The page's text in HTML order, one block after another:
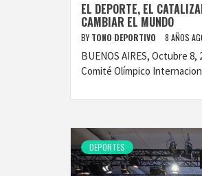
EL DEPORTE, EL
CAMBIAR EL MUNDO
BY TONO DEPORTIVO 8 AÑOS
BUENOS AIRES, Octubre
Comité Olímpico
DEPORTES